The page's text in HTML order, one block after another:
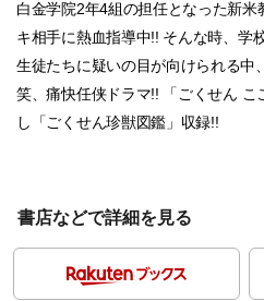
白金学院2年4組の担任となった新
キ相手に熱血指導中!! そんな時、学
生徒たちに疑いの目が向けられる中
笑、痛快任侠ドラマ!! 「ごくせん こ
し「ごくせん珍獣図鑑」収録!!
書店などで詳細を見る